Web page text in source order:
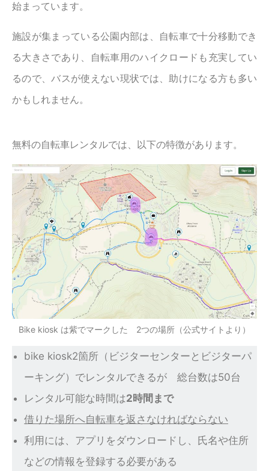
始まっています。
施設が集まっている公園内部は、自転車で十分移動でき
る大きさであり、自転車用のハイクロードも充実してい
るので、バスが使えない現状では、助けになる方も多い
かもしれません。
無料の自転車レンタルでは、以下の特徴があります。
Bike kiosk は紫でマークした 2つの場所（公式サイトより）
bike kiosk2箇所（ビジターセンターとビジターパ
ーキング）でレンタルできるが 総台数は50台
レンタル可能な時間は2時間まで
借りた場所へ自転車を返さなければならない
利用には、アプリをダウンロードし、氏名や住所
などの情報を登録する必要がある